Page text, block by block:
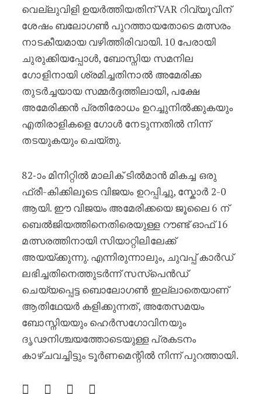
വെല്ലുവിളി ഉയർത്തിയതിന് VAR റിവ്യൂവിന്
ശേഷം ബലോഗൺ പുറത്തായതോടെ മത്സരം
നാടകീയമായ വഴിത്തിരിവായി. 10 പേരായി
ചുരുക്കിയപ്പോൾ, ബോസ്നിയ സമനില
ഗോളിനായി ശ്രമിച്ചതിനാൽ അമേരിക്ക
തുടർച്ചയായ സമ്മർദ്ദത്തിലായി, പക്ഷേ
അമേരിക്കൻ പ്രതിരോധം ഉറച്ചുനിൽക്കുകയും
എതിരാളികളെ ഗോൾ നേടുന്നതിൽ നിന്ന്
തടയുകയും ചെയ്തു.
82-ാം മിനിറ്റിൽ മാലിക് ടിൽമാൻ മികച്ച ഒരു
ഫ്രീ-കിക്കിലൂടെ വിജയം ഉറപ്പിച്ചു, സ്കോർ 2-0
ആയി. ഈ വിജയം അമേരിക്കയെ ജൂലൈ 6 ന്
ബെൽജിയത്തിനെതിരെയുള്ള റൗണ്ട് ഓഫ് 16
മത്സരത്തിനായി സിയാറ്റിലിലേക്ക്
അയയ്ക്കുന്നു. എന്നിരുന്നാലും, ചുവപ്പ് കാർഡ്
ലഭിച്ചതിനെത്തുടർന്ന് സസ്‌പെൻഡ്
ചെയ്യപ്പെട്ട ബൊലോഗൺ ഇല്ലാതെയാണ്
ആതിഥേയർ കളിക്കുന്നത്, അതേസമയം
ബോസ്നിയയും ഹെർസഗോവിനയും
ദൃഢനിശ്ചയത്തോടെയുള്ള പ്രകടനം
കാഴ്ചവച്ചിട്ടും ടൂർണമെന്റിൽ നിന്ന് പുറത്തായി.